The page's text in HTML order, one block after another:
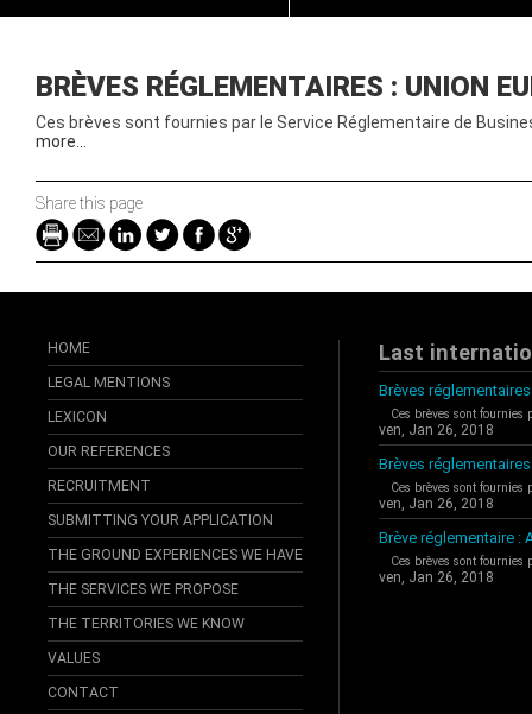
BRÈVES RÉGLEMENTAIRES : UNION
Ces brèves sont fournies par le Service Réglementaire de
more…
Share this page
HOME
LEGAL MENTIONS
LEXICON
OUR REFERENCES
RECRUITMENT
SUBMITTING YOUR APPLICATION
THE GROUND EXPERIENCES WE HAVE
THE SERVICES WE PROPOSE
THE TERRITORIES WE KNOW
VALUES
CONTACT
Last
Brèves réglementaires
Ces brèves sont fournies
ven, Jan 26, 2018
Brèves
Ces brèves sont fournies
ven, Jan 26, 2018
Brève réglementaire :
Ces brèves sont fournies
ven, Jan 26, 2018